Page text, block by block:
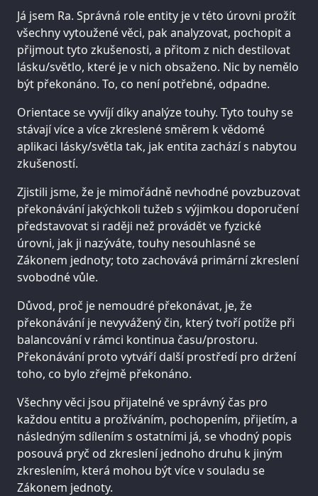
Já jsem Ra. Správná role entity je v této úrovni prožít
všechny vytoužené věci, pak analyzovat, pochopit a
přijmout tyto zkušenosti, a přitom z nich destilovat
lásku/světlo, které je v nich obsaženo. Nic by nemělo
být překonáno. To, co není potřebné, odpadne.
Orientace se vyvíjí díky analýze touhy. Tyto touhy se
stávají více a více zkreslené směrem k vědomé
aplikaci lásky/světla tak, jak entita zachází s nabytou
zkušeností.
Zjistili jsme, že je mimořádně nevhodné povzbuzovat
překonávání jakýchkoli tužeb s výjimkou doporučení
představovat si raději než provádět ve fyzické
úrovni, jak ji nazýváte, touhy nesouhlasné se
Zákonem jednoty; toto zachovává primární zkreslení
svobodné vůle.
Důvod, proč je nemoudré překonávat, je, že
překonávání je nevyvážený čin, který tvoří potíže při
balancování v rámci kontinua času/prostoru.
Překonávání proto vytváří další prostředí pro držení
toho, co bylo zřejmě překonáno.
Všechny věci jsou přijatelné ve správný čas pro
každou entitu a prožíváním, pochopením, přijetím, a
následným sdílením s ostatními já, se vhodný popis
posouvá pryč od zkreslení jednoho druhu k jiným
zkreslením, která mohou být více v souladu se
Zákonem jednoty.